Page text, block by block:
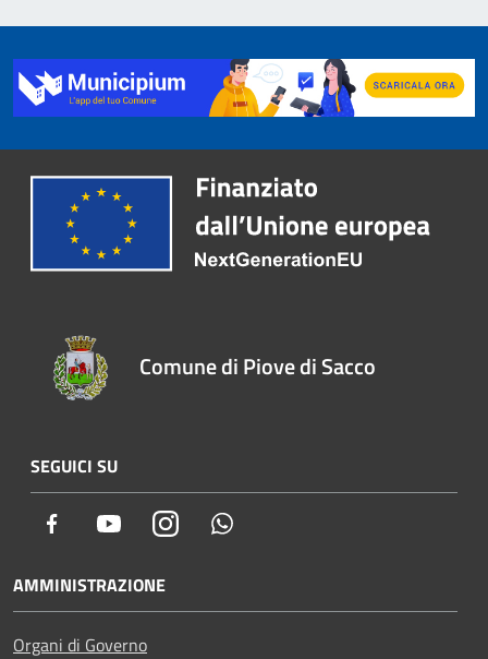
Comune di Piove di Sacco
SEGUICI SU
Facebook YoutubeInstagram
AMMINISTRAZIONE
Organi di Governo